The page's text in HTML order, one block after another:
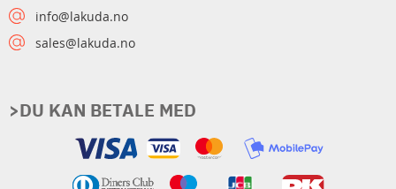
>DU KAN BETALE MED
info@lakuda.no
sales@lakuda.no